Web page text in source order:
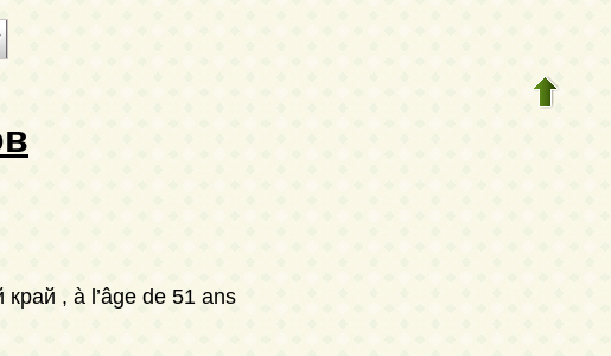
, à l’âge de 51 ans